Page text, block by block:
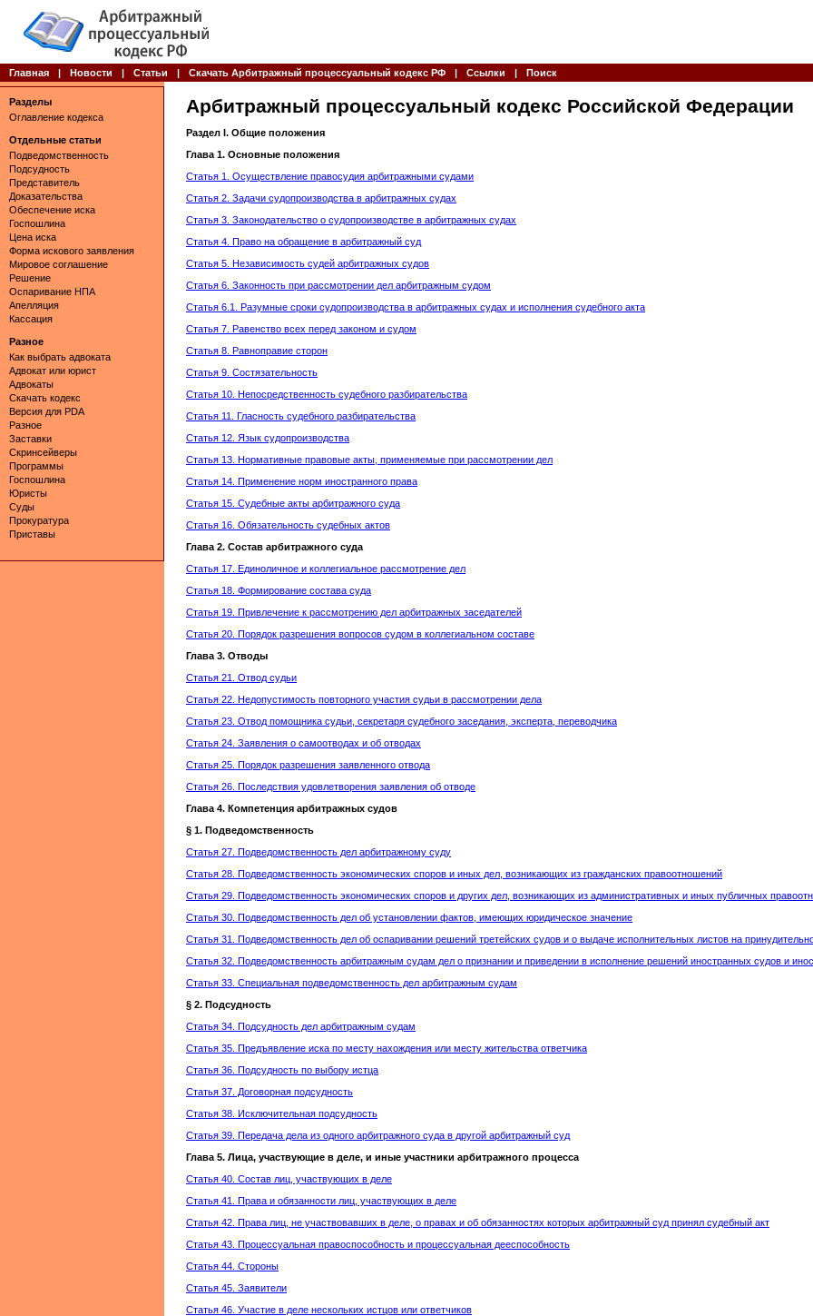
Главная | Новости | Статьи | Скачать Арбитражный процессуальный кодекс РФ | Ссылки | Поиск
Разделы
Оглавление кодекса
Отдельные статьи
Подведомственность
Подсудность
Представитель
Доказательства
Обеспечение иска
Госпошлина
Цена иска
Форма искового заявления
Мировое соглашение
Решение
Оспаривание НПА
Апелляция
Кассация
Разное
Как выбрать адвоката
Адвокат или юрист
Адвокаты
Скачать кодекс
Версия для PDA
Разное
Заставки
Скринсейверы
Программы
Госпошлина
Юристы
Суды
Прокуратура
Приставы
Арбитражный процессуальный кодекс Российской Федерации
Раздел I. Общие положения
Глава 1. Основные положения
Статья 1. Осуществление правосудия арбитражными судами
Статья 2. Задачи судопроизводства в арбитражных судах
Статья 3. Законодательство о судопроизводстве в арбитражных судах
Статья 4. Право на обращение в арбитражный суд
Статья 5. Независимость судей арбитражных судов
Статья 6. Законность при рассмотрении дел арбитражным судом
Статья 6.1. Разумные сроки судопроизводства в арбитражных судах и исполнения судебного акта
Статья 7. Равенство всех перед законом и судом
Статья 8. Равноправие сторон
Статья 9. Состязательность
Статья 10. Непосредственность судебного разбирательства
Статья 11. Гласность судебного разбирательства
Статья 12. Язык судопроизводства
Статья 13. Нормативные правовые акты, применяемые при рассмотрении дел
Статья 14. Применение норм иностранного права
Статья 15. Судебные акты арбитражного суда
Статья 16. Обязательность судебных актов
Глава 2. Состав арбитражного суда
Статья 17. Единоличное и коллегиальное рассмотрение дел
Статья 18. Формирование состава суда
Статья 19. Привлечение к рассмотрению дел арбитражных заседателей
Статья 20. Порядок разрешения вопросов судом в коллегиальном составе
Глава 3. Отводы
Статья 21. Отвод судьи
Статья 22. Недопустимость повторного участия судьи в рассмотрении дела
Статья 23. Отвод помощника судьи, секретаря судебного заседания, эксперта, переводчика
Статья 24. Заявления о самоотводах и об отводах
Статья 25. Порядок разрешения заявленного отвода
Статья 26. Последствия удовлетворения заявления об отводе
Глава 4. Компетенция арбитражных судов
§ 1. Подведомственность
Статья 27. Подведомственность дел арбитражному суду
Статья 28. Подведомственность экономических споров и иных дел, возникающих из гражданских правоотношений
Статья 29. Подведомственность экономических споров и других дел, возникающих из административных и иных публичных
Статья 30. Подведомственность дел об установлении фактов, имеющих юридическое значение
Статья 31. Подведомственность дел об оспаривании решений третейских судов и о выдаче исполнительных листов на
Статья 32. Подведомственность арбитражным судам дел о признании и приведении в исполнение решений иностранных судов и
Статья 33. Специальная подведомственность дел арбитражным судам
§ 2. Подсудность
Статья 34. Подсудность дел арбитражным судам
Статья 35. Предъявление иска по месту нахождения или месту жительства ответчика
Статья 36. Подсудность по выбору истца
Статья 37. Договорная подсудность
Статья 38. Исключительная подсудность
Статья 39. Передача дела из одного арбитражного суда в другой арбитражный суд
Глава 5. Лица, участвующие в деле, и иные участники арбитражного процесса
Статья 40. Состав лиц, участвующих в деле
Статья 41. Права и обязанности лиц, участвующих в деле
Статья 42. Права лиц, не участвовавших в деле, о правах и об обязанностях которых арбитражный суд принял судебный акт
Статья 43. Процессуальная правоспособность и процессуальная дееспособность
Статья 44. Стороны
Статья 45. Заявители
Статья 46. Участие в деле нескольких истцов или ответчиков